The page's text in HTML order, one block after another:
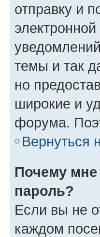
отправку и
темы и так
но
широкие и
форума.
Вернуться
Почему мне
пароль?
Если вы не
каждом